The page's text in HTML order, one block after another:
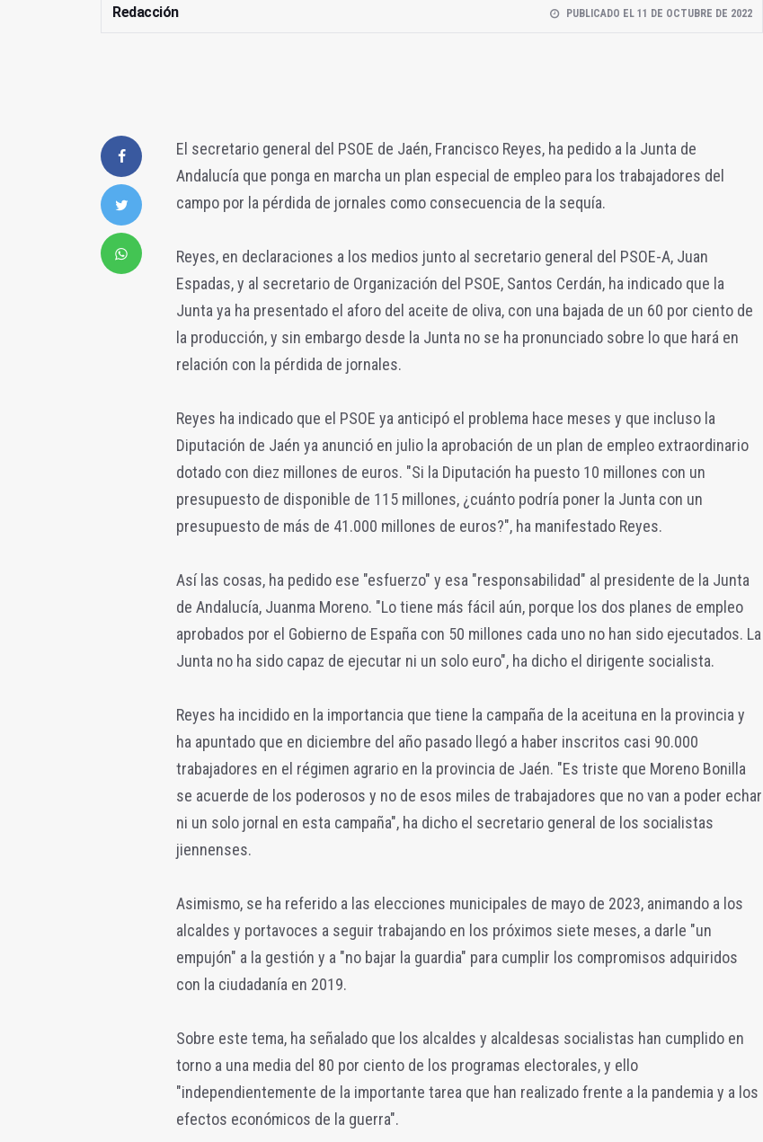
Redacción PUBLICADO EL 11 DE OCTUBRE DE 2022
El secretario general del PSOE de Jaén, Francisco Reyes, ha pedido a la Junta de
Andalucía que ponga en marcha un plan especial de empleo para los trabajadores del
campo por la pérdida de jornales como consecuencia de la sequía.
Reyes, en declaraciones a los medios junto al secretario general del PSOE-A, Juan
Espadas, y al secretario de Organización del PSOE, Santos Cerdán, ha indicado que la
Junta ya ha presentado el aforo del aceite de oliva, con una bajada de un 60 por ciento de
la producción, y sin embargo desde la Junta no se ha pronunciado sobre lo que hará en
relación con la pérdida de jornales.
Reyes ha indicado que el PSOE ya anticipó el problema hace meses y que incluso la
Diputación de Jaén ya anunció en julio la aprobación de un plan de empleo extraordinario
dotado con diez millones de euros. "Si la Diputación ha puesto 10 millones con un
presupuesto de disponible de 115 millones, ¿cuánto podría poner la Junta con un
presupuesto de más de 41.000 millones de euros?", ha manifestado Reyes.
Así las cosas, ha pedido ese "esfuerzo" y esa "responsabilidad" al presidente de la Junta
de Andalucía, Juanma Moreno. "Lo tiene más fácil aún, porque los dos planes de empleo
aprobados por el Gobierno de España con 50 millones cada uno no han sido ejecutados. La
Junta no ha sido capaz de ejecutar ni un solo euro", ha dicho el dirigente socialista.
Reyes ha incidido en la importancia que tiene la campaña de la aceituna en la provincia y
ha apuntado que en diciembre del año pasado llegó a haber inscritos casi 90.000
trabajadores en el régimen agrario en la provincia de Jaén. "Es triste que Moreno Bonilla
se acuerde de los poderosos y no de esos miles de trabajadores que no van a poder echar
ni un solo jornal en esta campaña", ha dicho el secretario general de los socialistas
jiennenses.
Asimismo, se ha referido a las elecciones municipales de mayo de 2023, animando a los
alcaldes y portavoces a seguir trabajando en los próximos siete meses, a darle "un
empujón" a la gestión y a "no bajar la guardia" para cumplir los compromisos adquiridos
con la ciudadanía en 2019.
Sobre este tema, ha señalado que los alcaldes y alcaldesas socialistas han cumplido en
torno a una media del 80 por ciento de los programas electorales, y ello
"independientemente de la importante tarea que han realizado frente a la pandemia y a los
efectos económicos de la guerra".